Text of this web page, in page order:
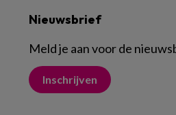
Nieuwsbrief
Meld je aan voor de
Inschrijven